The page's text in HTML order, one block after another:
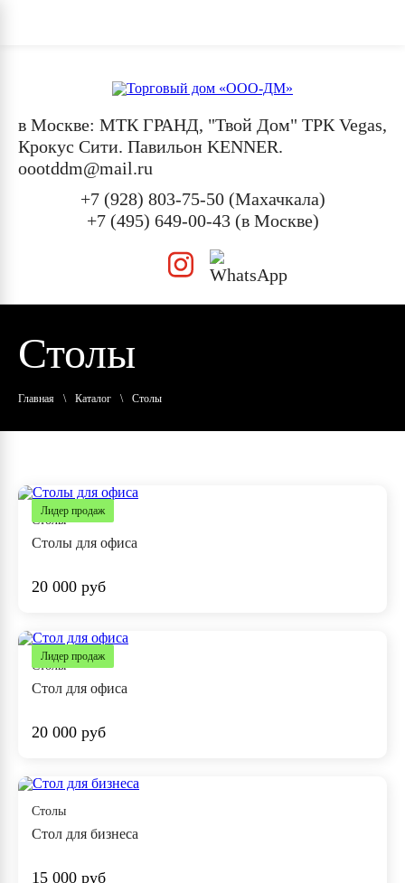
в Москве: МТК ГРАНД, "Твой Дом" ТРК Vegas,
Крокус Сити. Павильон KENNER.
oootddm@mail.ru
+7 (928) 803-75-50 (Махачкала)
+7 (495) 649-00-43 (в Москве)
Столы
Главная \ Каталог \ Столы
Лидер продаж
Столы
Столы для офиса
20 000 руб
Лидер продаж
Столы
Стол для офиса
20 000 руб
Столы
Стол для бизнеса
15 000 руб